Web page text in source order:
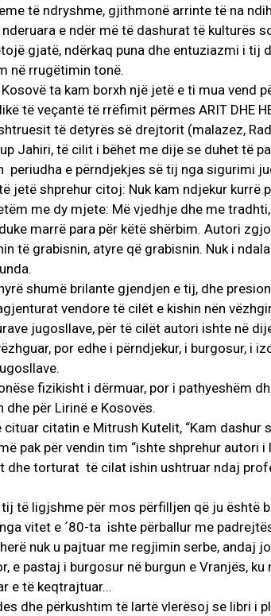
të ndryshme, gjithmonë arrinte të na
e ndër më të dashurat të kulturës
gjatë, ndërkaq puna dhe entuziazmi i tij
në rrugëtimin tonë.
ta kam borxh një jetë e ti mua vend
të veçantë të rrëfimit përmes ARIT DHE
të detyrës së drejtorit (malazez,
Jahiri, të cilit i bëhet me dije se duhet të
periudha e përndjekjes së tij nga sigurimi
jetë shprehur citoj: Nuk kam ndjekur kurrë
me dy mjete: Më vjedhje dhe me
marrë para për këtë shërbim. Autori
të grabisnin, atyre që grabisnin. Nuk i
shumë brilante gjendjen e tij, dhe
vendore të cilët e kishin nën
jugosllave, për të cilët autori ishte në
por edhe i përndjekur, i burgosur, i
fizikisht i dërmuar, por i pathyeshëm
për Lirinë e Kosovës.
cituar citatin e Mitrush Kutelit, “Kam dashur
pak për vendin tim “ishte shprehur autori
dhe torturat të cilat ishin ushtruar ndaj
të ligjshme për mos përfilljen që ju është
vitet e ´80-ta ishte përballur me
nuk u pajtuar me regjimin serbe, andaj
e pastaj i burgosur në burgun e Vranjës,
e të keqtrajtuar…
dhe përkushtim të lartë vlerësoj se libri i